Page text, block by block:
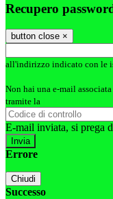
Recupero
button close ×
all'indirizzo indicato con le
Non hai una e-mail
tramite la
E-mail inviata, si prega
Errore
Chiudi
Successo